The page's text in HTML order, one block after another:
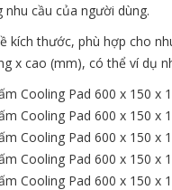
cầu của người dùng.
kích thước, phù hợp cho
x cao (mm), có thể ví dụ
Cooling Pad 600 x 150 x
Cooling Pad 600 x 150 x
Cooling Pad 600 x 150 x
Cooling Pad 600 x 150 x
Cooling Pad 600 x 150 x